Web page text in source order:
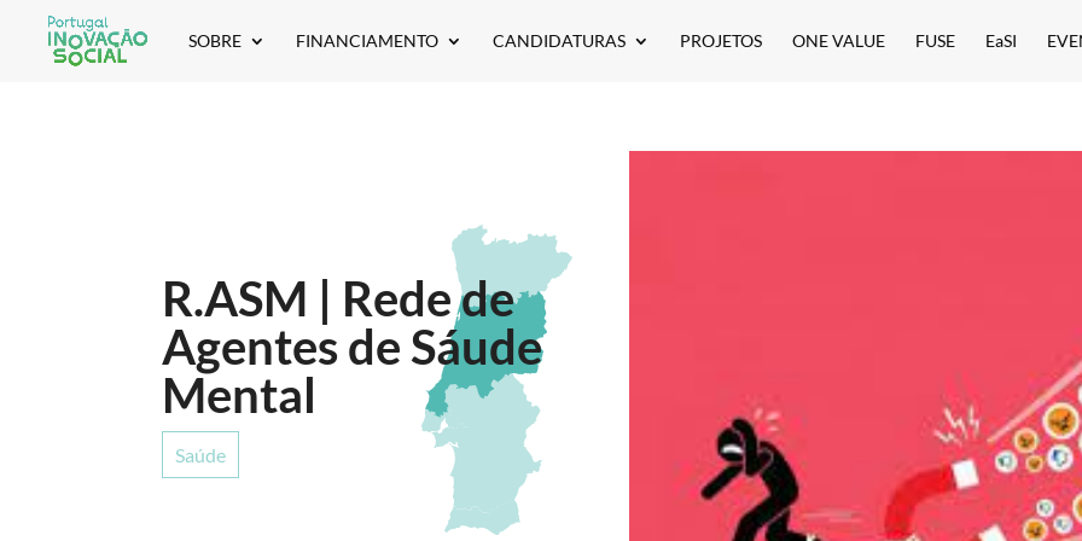
SOBRE FINANCIAMENTO CANDIDATURAS PROJETOS ONE VALUE FUSE EaSI
R.ASM | Rede de
Agentes de Sáude
Mental
Saúde